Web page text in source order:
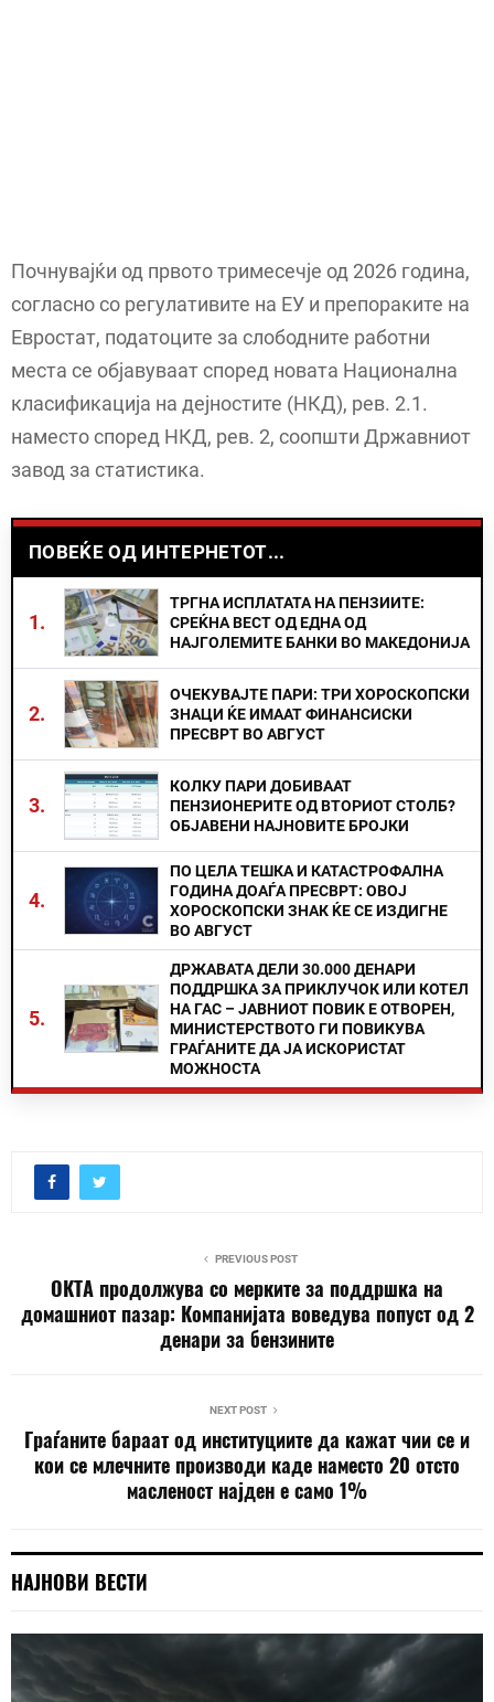
Почнувајќи од првото тримесечје од 2026 година,
согласно со регулативите на ЕУ и препораките на
Евростат, податоците за слободните работни
места се објавуваат според новата Национална
класификација на дејностите (НКД), рев. 2.1.
наместо според НКД, рев. 2, соопшти Државниот
завод за статистика.
ПОВЕЌЕ ОД ИНТЕРНЕТОТ...
1.
ТРГНА ИСПЛАТАТА НА ПЕНЗИИТЕ:
СРЕЌНА ВЕСТ ОД ЕДНА ОД
НАЈГОЛЕМИТЕ БАНКИ ВО МАКЕДОНИЈА
2.
ОЧЕКУВАЈТЕ ПАРИ: ТРИ ХОРОСКОПСКИ
ЗНАЦИ ЌЕ ИМААТ ФИНАНСИСКИ
ПРЕСВРТ ВО АВГУСТ
3.
КОЛКУ ПАРИ ДОБИВААТ
ПЕНЗИОНЕРИТЕ ОД ВТОРИОТ СТОЛБ?
ОБЈАВЕНИ НАЈНОВИТЕ БРОЈКИ
4.
ПО ЦЕЛА ТЕШКА И КАТАСТРОФАЛНА
ГОДИНА ДОАЃА ПРЕСВРТ: ОВОЈ
ХОРОСКОПСКИ ЗНАК ЌЕ СЕ ИЗДИГНЕ
ВО АВГУСТ
5.
ДРЖАВАТА ДЕЛИ 30.000 ДЕНАРИ
ПОДДРШКА ЗА ПРИКЛУЧОК ИЛИ КОТЕЛ
НА ГАС – ЈАВНИОТ ПОВИК Е ОТВОРЕН,
МИНИСТЕРСТВОТО ГИ ПОВИКУВА
ГРАЃАНИТЕ ДА ЈА ИСКОРИСТАТ
МОЖНОСТА
PREVIOUS POST
ОКТА продолжува со мерките за поддршка на
домашниот пазар: Компанијата воведува попуст од 2
денари за бензините
NEXT POST
Граѓаните бараат од институциите да кажат чии се и
кои се млечните производи каде наместо 20 отсто
масленост најден е само 1%
НАЈНОВИ ВЕСТИ